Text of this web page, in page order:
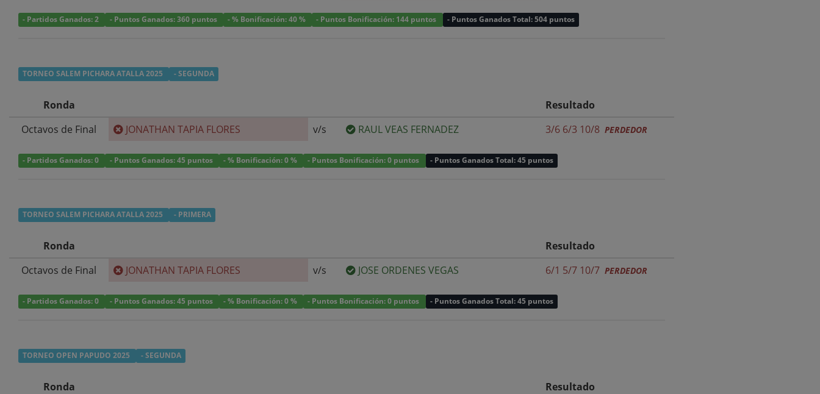
- Partidos Ganados: 2 - Puntos Ganados: 360 puntos - % Bonificación: 40 % - Puntos Bonificación: 144 puntos - Puntos Ganados Total: 504 puntos
TORNEO SALEM PICHARA ATALLA 2025 - SEGUNDA
Ronda
Resultado
Octavos de Final
JONATHAN TAPIA FLORES v/s RAUL VEAS FERNADEZ 3/6 6/3 10/8 PERDEDOR
- Partidos Ganados: 0 - Puntos Ganados: 45 puntos - % Bonificación: 0 % - Puntos Bonificación: 0 puntos - Puntos Ganados Total: 45 puntos
TORNEO SALEM PICHARA ATALLA 2025 - PRIMERA
Ronda
Resultado
Octavos de Final
JONATHAN TAPIA FLORES v/s JOSE ORDENES VEGAS 6/1 5/7 10/7 PERDEDOR
- Partidos Ganados: 0 - Puntos Ganados: 45 puntos - % Bonificación: 0 % - Puntos Bonificación: 0 puntos - Puntos Ganados Total: 45 puntos
TORNEO OPEN PAPUDO 2025 - SEGUNDA
Ronda
Resultado